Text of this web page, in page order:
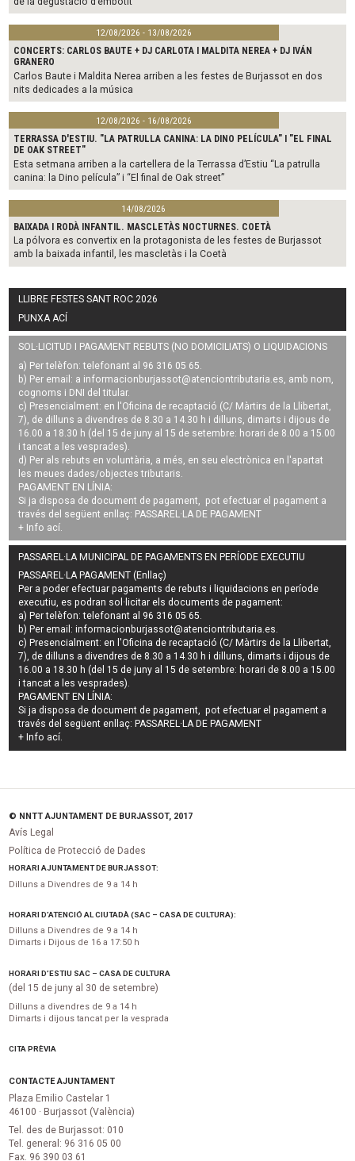
12/08/2026 - 13/08/2026
CONCERTS: CARLOS BAUTE + DJ CARLOTA I MALDITA NEREA + DJ IVÁN
GRANERO
Carlos Baute i Maldita Nerea arriben a les festes de Burjassot en dos
nits dedicades a la música
12/08/2026 - 16/08/2026
TERRASSA D'ESTIU. "LA PATRULLA CANINA: LA DINO PELÍCULA" I "EL FINAL
DE OAK STREET"
Esta setmana arriben a la cartellera de la Terrassa d’Estiu “La patrulla
canina: la Dino película” i “El final de Oak street”
14/08/2026
BAIXADA I RODÀ INFANTIL. MASCLETÀS NOCTURNES. COETÀ
La pólvora es convertix en la protagonista de les festes de Burjassot
amb la baixada infantil, les mascletàs i la Coetà
LLIBRE FESTES SANT ROC 2026
PUNXA ACÍ
SOL·LICITUD I PAGAMENT REBUTS (NO DOMICILIATS) O LIQUIDACIONS
a) Per telèfon: telefonant al 96 316 05 65.
b) Per email: a informacionburjassot@atenciontributaria.es, amb nom,
cognoms i DNI del titular.
c) Presencialment: en l'Oficina de recaptació (C/ Màrtirs de la Llibertat,
7), de dilluns a divendres de 8.30 a 14.30 h i dilluns, dimarts i dijous de
16.00 a 18.30 h (del 15 de juny al 15 de setembre: horari de 8.00 a 15.00
i tancat a les vesprades).
d) Per als rebuts en voluntària, a més, en seu electrònica en l'apartat
les meues dades/objectes tributaris.
PAGAMENT EN LÍNIA:
Si ja disposa de document de pagament, pot efectuar el pagament a
través del següent enllaç: PASSAREL·LA DE PAGAMENT
+ Info ací.
PASSAREL·LA MUNICIPAL DE PAGAMENTS EN PERÍODE EXECUTIU
PASSAREL·LA PAGAMENT (Enllaç)
Per a poder efectuar pagaments derebuts i liquidacions en període
executiu, es podran sol·licitar els documents de pagament:
a) Per telèfon: telefonant al 96 316 05 65.
b) Per email:informacionburjassot@atenciontributaria.es.
c) Presencialment: en l'Oficina de recaptació (C/ Màrtirs de la Llibertat,
7), de dilluns a divendres de 8.30 a 14.30 h i dilluns, dimarts i dijous de
16.00 a 18.30 h (del 15 de juny al 15 de setembre: horari de 8.00 a 15.00
i tancat a les vesprades).
PAGAMENT EN LÍNIA:
Si ja disposa de document de pagament, pot efectuar el pagament a
través del següent enllaç: PASSAREL·LA DE PAGAMENT
+ Info ací.
© NNTT AJUNTAMENT DE BURJASSOT, 2017
Avís Legal
Política de Protecció de Dades
HORARI AJUNTAMENT DE BURJASSOT:
Dilluns a Divendres de 9 a 14 h
HORARI D’ATENCIÓ AL CIUTADÀ (SAC – CASA DE CULTURA):
Dilluns a Divendres de 9 a 14 h
Dimarts i Dijous de 16 a 17:50 h
HORARI D’ESTIU SAC – CASA DE CULTURA
(del 15 de juny al 30 de setembre)
Dilluns a divendres de 9 a 14 h
Dimarts i dijous tancat per la vesprada
CITA PRÈVIA
CONTACTE AJUNTAMENT
Plaza Emilio Castelar 1
46100 · Burjassot (València)
Tel. des de Burjassot: 010
Tel. general: 96 316 05 00
Fax. 96 390 03 61